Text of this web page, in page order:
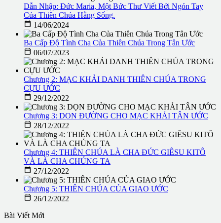
Dẫn Nhập: Ðức Maria, Một Bức Thư Viết Bởi Ngón Tay
Của Thiên Chúa Hằng Sống.
 14/06/2024
Ba Cấp Độ Tình Cha Của Thiên Chúa Trong Tân Ước
 06/07/2023
Chương 2: MẠC KHẢI DANH THIÊN CHÚA TRONG
CỰU ƯỚC
 29/12/2022
Chương 3: DỌN ĐƯỜNG CHO MẠC KHẢI TÂN ƯỚC
 28/12/2022
Chương 4: THIÊN CHÚA LÀ CHA ĐỨC GIÊSU KITÔ
VÀ LÀ CHA CHÚNG TA
 27/12/2022
Chương 5: THIÊN CHÚA CỦA GIAO ƯỚC
 26/12/2022
Bài Viết Mới